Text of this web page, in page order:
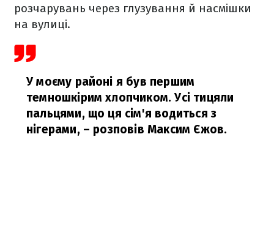
розчарувань через глузування й насмішки
на вулиці.
У моєму районі я був першим
темношкірим хлопчиком. Усі тицяли
пальцями, що ця сім'я водиться з
нігерами, – розповів Максим Єжов.